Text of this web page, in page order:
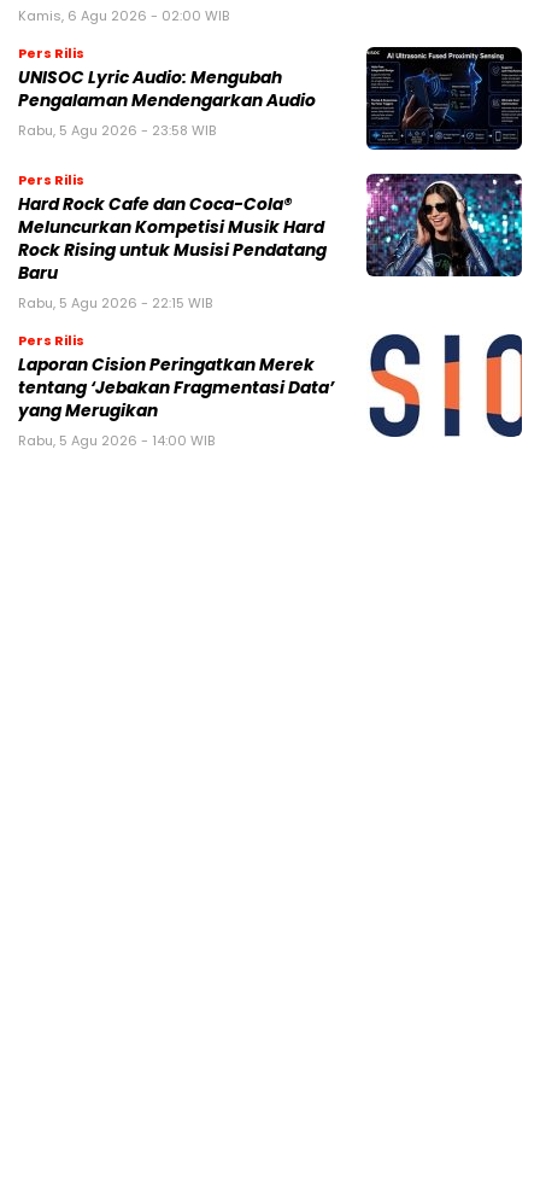
Kamis, 6 Agu 2026 - 02:00 WIB
Pers Rilis
UNISOC Lyric Audio: Mengubah
Pengalaman Mendengarkan Audio
Rabu, 5 Agu 2026 - 23:58 WIB
Pers Rilis
Hard Rock Cafe dan Coca-Cola®
Meluncurkan Kompetisi Musik Hard
Rock Rising untuk Musisi Pendatang
Baru
Rabu, 5 Agu 2026 - 22:15 WIB
Pers Rilis
Laporan Cision Peringatkan Merek
tentang ‘Jebakan Fragmentasi Data’
yang Merugikan
Rabu, 5 Agu 2026 - 14:00 WIB